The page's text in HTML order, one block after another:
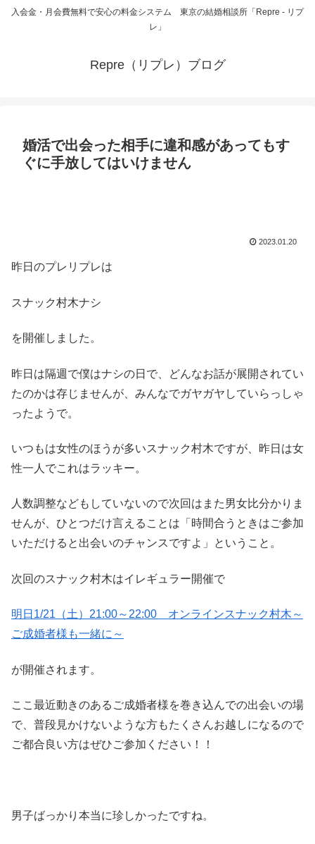
入会金・月会費無料で安心の料金システム 東京の結婚相談所「Repre - リプ
レ」
Repre（リプレ）ブログ
婚活で出会った相手に違和感があってもす
ぐに手放してはいけません
2023.01.20
昨日のプレリプレは
スナック村木ナシ
を開催しました。
昨日は隔週で僕はナシの日で、どんなお話が展開されてい
たのかは存じませんが、みんなでガヤガヤしていらっしゃ
ったようで。
いつもは女性のほうが多いスナック村木ですが、昨日は女
性一人でこれはラッキー。
人数調整などもしていないので次回はまた男女比分かりま
せんが、ひとつだけ言えることは「時間合うときはご参加
いただけると出会いのチャンスですよ」ということ。
次回のスナック村木はイレギュラー開催で
明日1/21（土）21:00～22:00 オンラインスナック村木～
ご成婚者様も一緒に～
が開催されます。
ここ最近動きのあるご成婚者様を巻き込んでの出会いの場
で、普段見かけないような方もたくさんお越しになるので
ご都合良い方はぜひご参加ください！！
男子ばっかり本当に珍しかったですね。